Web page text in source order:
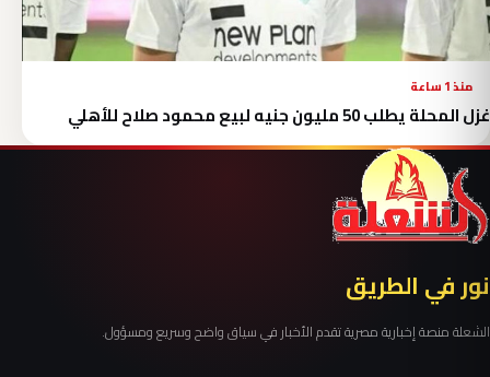
منذ 1 ساعة
غزل المحلة يطلب 50 مليون جنيه لبيع محمود صلاح للأهلي
نور في الطريق
الشعلة منصة إخبارية مصرية تقدم الأخبار في سياق واضح وسريع ومسؤول.